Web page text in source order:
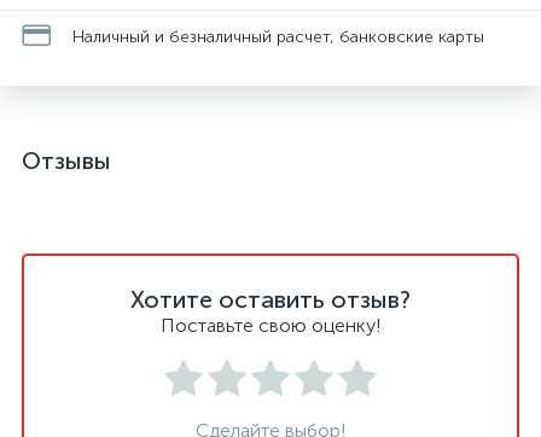
Наличный и безналичный расчет, банковские карты
Отзывы
Хотите оставить отзыв?
Поставьте свою оценку!
Сделайте выбор!